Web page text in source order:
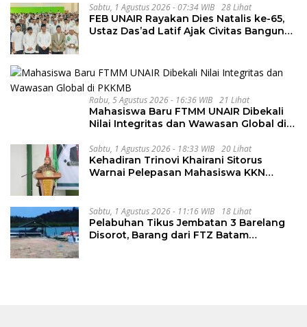
Sabtu, 1 Agustus 2026 - 07:34 WIB 28 Lihat
FEB UNAIR Rayakan Dies Natalis ke-65,
Ustaz Das’ad Latif Ajak Civitas Bangun
Rabu, 5 Agustus 2026 - 16:36 WIB 21 Lihat
Mahasiswa Baru FTMM UNAIR Dibekali
Nilai Integritas dan Wawasan Global di
Sabtu, 1 Agustus 2026 - 18:33 WIB 20 Lihat
Kehadiran Trinovi Khairani Sitorus
Warnai Pelepasan Mahasiswa KKN
Sabtu, 1 Agustus 2026 - 11:16 WIB 18 Lihat
Pelabuhan Tikus Jembatan 3 Barelang
Disorot, Barang dari FTZ Batam